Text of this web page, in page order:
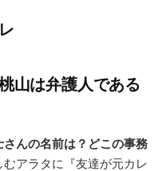
山は弁護人である
んの名前は？どこの事務
むアラタに『友達が元カレ